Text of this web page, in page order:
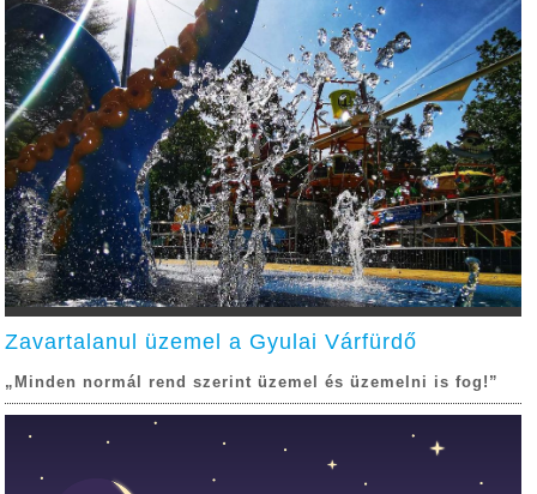
Zavartalanul üzemel a Gyulai Várfürdő
„Minden normál rend szerint üzemel és üzemelni is fog!”